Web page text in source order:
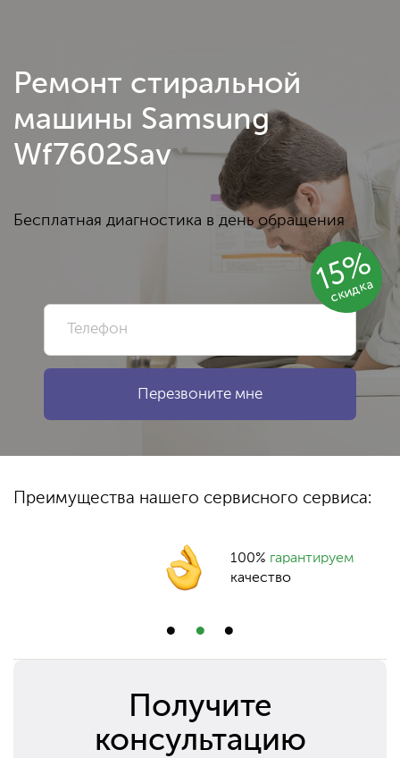
15%
скидка
Ремонт стиральной
машины Samsung
Wf7602Sav
Бесплатная диагностика в день обращения
Преимущества нашего сервисного сервиса:
100%
гарантируем
качество
Получите
консультацию